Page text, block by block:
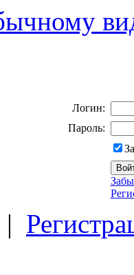
Логин:
Пароль:
|